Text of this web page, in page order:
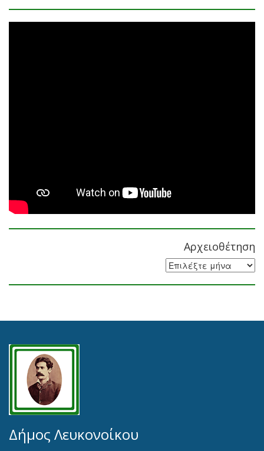
Αρχειοθέτηση
Αρχειοθέτηση
Δήμος Λευκονοίκου